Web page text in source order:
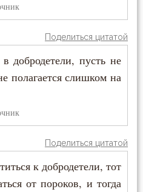
Поделиться цитатой
добродетели, пусть не
полагается слишком на
Поделиться цитатой
к добродетели, тот
от пороков, и тогда